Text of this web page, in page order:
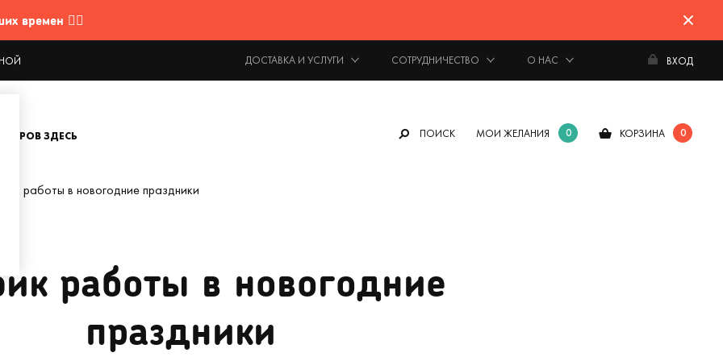
времен 🤷‍♂️
ДОСТАВКА И УСЛУГИ СОТРУДНИЧЕСТВО О НАС ВХОД
ЗДЕСЬ ПОИСК МОИ ЖЕЛАНИЯ 0 КОРЗИНА 0
работы в новогодние праздники
работы в новогодние
праздники